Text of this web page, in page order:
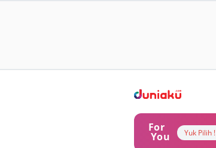
For
You Yuk Pilih !